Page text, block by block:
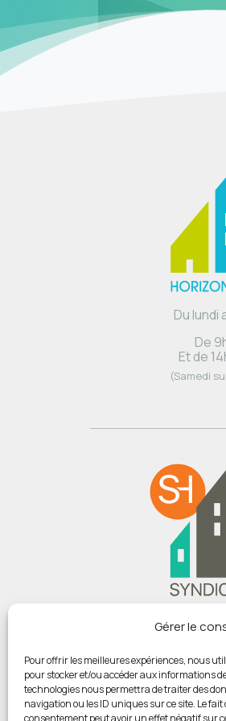
Gérer le
Pour offrir les meilleures expériences, nous
pour stocker et/ou accéder aux informations
technologies nous permettra de traiter des
navigation ou les ID uniques sur ce site. Le
consentement peut avoir un effet négatif sur
Du lundi
De
Et de
(Samedi
Du lundi
Et de
(Samedi